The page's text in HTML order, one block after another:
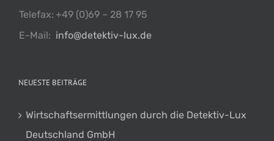
Telefax: +49 (0)69 – 28 17 95
E-Mail: info@detektiv-lux.de
NEUESTE BEITRÄGE
Wirtschaftsermittlungen durch die Detektiv-Lux
Deutschland GmbH